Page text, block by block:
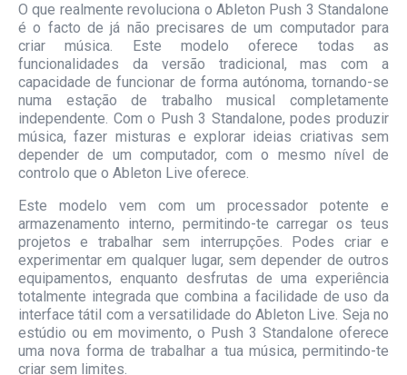
O que realmente revoluciona o Ableton Push 3 Standalone
é o facto de já não precisares de um computador para
criar música. Este modelo oferece todas as
funcionalidades da versão tradicional, mas com a
capacidade de funcionar de forma autónoma, tornando-se
numa estação de trabalho musical completamente
independente. Com o Push 3 Standalone, podes produzir
música, fazer misturas e explorar ideias criativas sem
depender de um computador, com o mesmo nível de
controlo que o Ableton Live oferece.
Este modelo vem com um processador potente e
armazenamento interno, permitindo-te carregar os teus
projetos e trabalhar sem interrupções. Podes criar e
experimentar em qualquer lugar, sem depender de outros
equipamentos, enquanto desfrutas de uma experiência
totalmente integrada que combina a facilidade de uso da
interface tátil com a versatilidade do Ableton Live. Seja no
estúdio ou em movimento, o Push 3 Standalone oferece
uma nova forma de trabalhar a tua música, permitindo-te
criar sem limites.